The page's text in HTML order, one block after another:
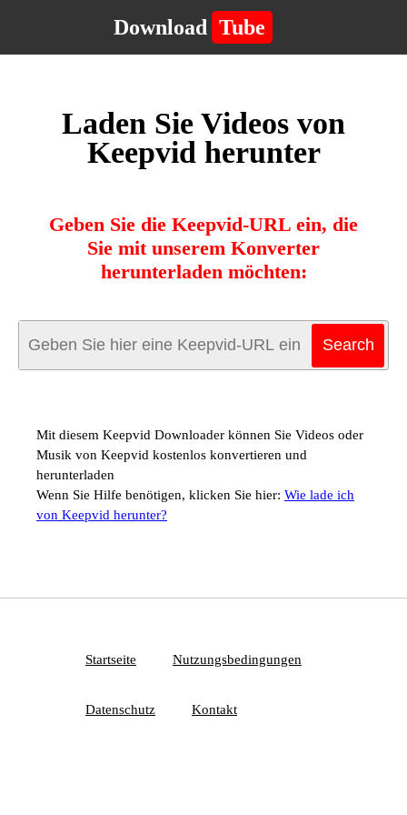
Download Tube
Laden Sie Videos von
Keepvid herunter
Geben Sie die Keepvid-URL ein, die
Sie mit unserem Konverter
herunterladen möchten:
Mit diesem Keepvid Downloader können Sie Videos oder
Musik von Keepvid kostenlos konvertieren und
herunterladen
Wenn Sie Hilfe benötigen, klicken Sie hier: Wie lade ich
von Keepvid herunter?
Startseite Nutzungsbedingungen
Datenschutz Kontakt